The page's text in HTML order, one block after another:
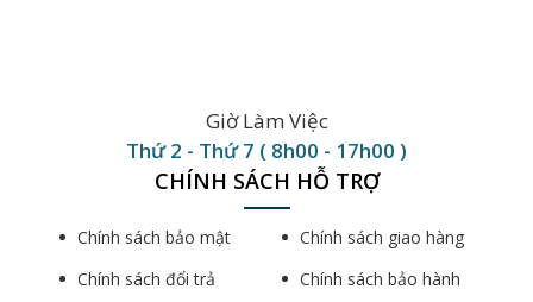
Giờ Làm Việc
Thứ 2 - Thứ 7 ( 8h00 - 17h00 )
CHÍNH SÁCH HỖ TRỢ
Chính sách bảo mật
Chính sách giao hàng
Chính sách đổi trả
Chính sách bảo hành